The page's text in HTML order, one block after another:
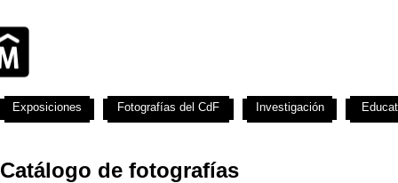
Catálogo de fotografías
Exposiciones Fotografías del CdF Investigación